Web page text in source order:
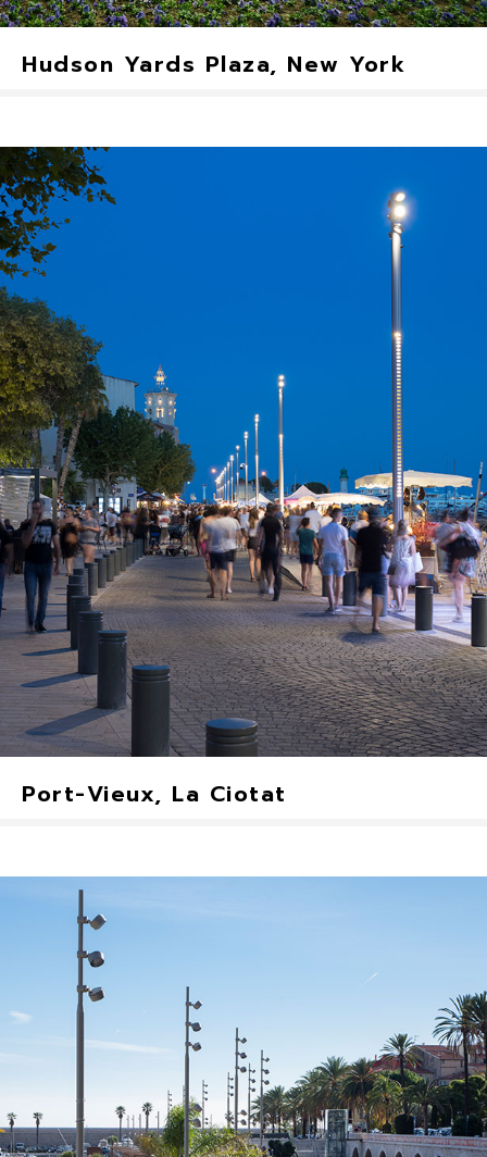
Hudson Yards Plaza, New York
Port-Vieux, La Ciotat
Structure K, Custom, Ceramic (Jules &
Juliette)
Menton, France
2018
Structure K, Custom
La Défense, France
2018